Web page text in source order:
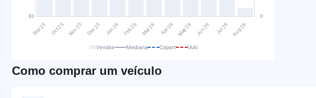
Vendas Mediana Copart IAAI
Como comprar um veículo